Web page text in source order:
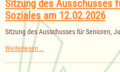
Sitzung des Ausschusses
Soziales am 12.02.2026
Sitzung des Ausschusses für Senioren,
Weiterlesen … Sitzung
Ausschusses